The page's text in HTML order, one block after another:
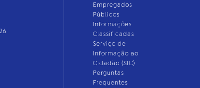
Empregados
Públicos
Informações
Classificadas
Serviço de
Informação ao
Cidadão (SIC)
Perguntas
Frequentes